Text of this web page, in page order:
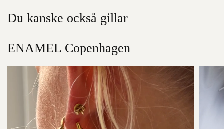
Du kanske också gillar
ENAMEL Copenhagen